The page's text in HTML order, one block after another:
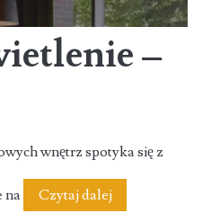
–
wnętrz spotyka się z
na Czytaj dalejSklep